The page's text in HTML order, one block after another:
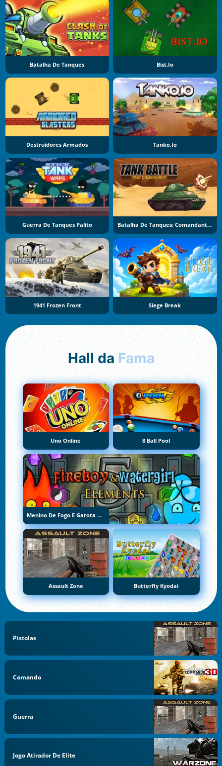
Batalha De Tanques Bist.io
Destruidores Armados Tanko.io
Guerra De Tanques Palito Batalha De Tanques: Comandante De Guerra
1941 Frozen Front Siege Break
Hall da Fama
Uno Online 8 Ball Pool
Menino De Fogo E Garota De Água 5: Elementos
Assault Zone Butterfly Kyodai
Pistolas
Comando
Guerra
Jogo Atirador De Elite